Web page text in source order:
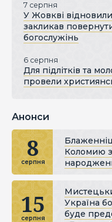
7 серпня
У Жовкві
закликав
богослужінь
6 серпня
Для підлітків та
провели
Анонси
8
серпня
Коломию з
15
серпня
Україна
буде